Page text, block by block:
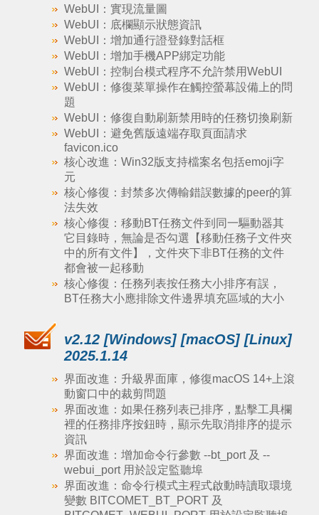
WebUI：實現流量圖
WebUI：底欄顯示狀態資訊
WebUI：增加通行證登錄對話框
WebUI：增加手機APP綁定功能
WebUI：控制台模式程序不允許禁用WebUI
WebUI：修復菜單操作在觸控螢幕設備上的問
題
WebUI：修復自動刷新禁用時的任務切換刷新
WebUI：避免舊版遠端存取頁面請求
favicon.ico
核心改進：Win32版支持檔案名包括emoji字
元
核心修復：封禁多次傳輸錯誤數據的peer的算
法失效
核心修復：移動BT任務文件到同一驅動器其
它目錄時，無論是否勾選【移動任務子文件夾
中的所有文件】，文件夾下非BT任務的文件
都會被一起移動
核心修復：任務列表按任務大小排序有誤，
BT任務大小應排除文件邊界填充區域的大小
v2.12 [Windows] [macOS] [Linux]
2025.1.14
界面改進：升級界面庫，修復macOS 14+上滾
動窗口中的裁剪問題
界面改進：如果任務列表已排序，點擊工具欄
裡的任務排序按鈕時，顯示先取消排序的提示
資訊
界面改進：增加命令行參數 --bt_port 及 --
webui_port 用於設定監聽埠
界面改進：命令行模式主程式啟動時讀取環境
變數 BITCOMET_BT_PORT 及